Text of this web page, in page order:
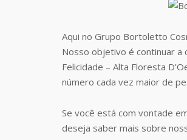
Aqui no Grupo Bortoletto
Nosso objetivo é continuar a
Felicidade – Alta Floresta
número cada vez maior de
Se você está com vontade
deseja saber mais sobre